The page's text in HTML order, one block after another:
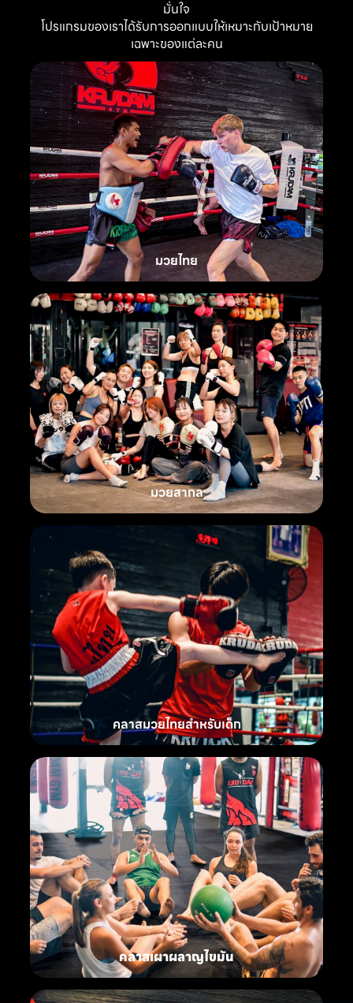
มั่นใจ
โปรแกรมของเราได้รับการออกแบบให้เหมาะกับเป้าหมาย
เฉพาะของแต่ละคน
มวยไทย
มวยสากล
คลาสมวยไทยสำหรับเด็ก
คลาสเผาผลาญไขมัน